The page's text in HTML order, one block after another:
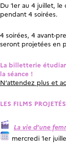
Du 1er au 4 juillet, le
pendant 4 soirées.
4 soirées, 4 avant-
seront projetées en
La billetterie
la séance !
N’attendez plus et
LES FILMS
La vie d’une
mercredi 1er